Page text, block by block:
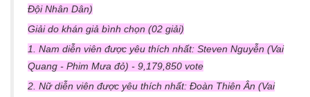
Đội Nhân Dân)
Giải do khán giả bình chọn (02 giải)
1. Nam diễn viên được yêu thích nhất: Steven Nguyễn (Vai
Quang - Phim Mưa đỏ) - 9,179,850 vote
2. Nữ diễn viên được yêu thích nhất: Đoàn Thiên Ân (Vai